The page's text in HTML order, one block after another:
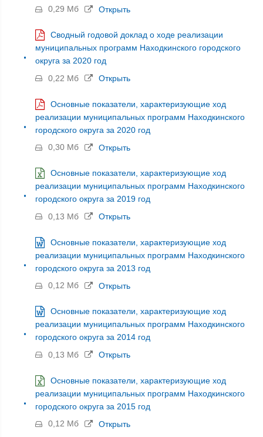
0,29 Мб
Открыть
Сводный годовой доклад о ходе реализации
муниципальных программ Находкинского городского
округа за 2020 год
0,22 Мб
Открыть
Основные показатели, характеризующие ход
реализации муниципальных программ Находкинского
городского округа за 2020 год
0,30 Мб
Открыть
Основные показатели, характеризующие ход
реализации муниципальных программ Находкинского
городского округа за 2019 год
0,13 Мб
Открыть
Основные показатели, характеризующие ход
реализации муниципальных программ Находкинского
городского округа за 2013 год
0,12 Мб
Открыть
Основные показатели, характеризующие ход
реализации муниципальных программ Находкинского
городского округа за 2014 год
0,13 Мб
Открыть
Основные показатели, характеризующие ход
реализации муниципальных программ Находкинского
городского округа за 2015 год
0,12 Мб
Открыть